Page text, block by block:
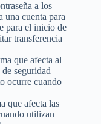
a los
una cuenta para
para el inicio de
transferencia
que afecta al
seguridad
ocurre cuando
que afecta las
utilizan